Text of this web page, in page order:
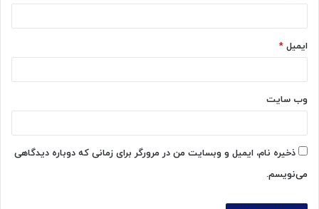
ایمیل *
وب‌ سایت
ذخیره نام، ایمیل و وبسایت من در مرورگر برای زمانی که دوباره دیدگاهی
می‌نویسم.